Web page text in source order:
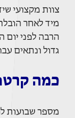
צוות מקצועי
מיד לאחר
הרבה לפני יום
גדול ונתאים
כמה
מספר שבועות